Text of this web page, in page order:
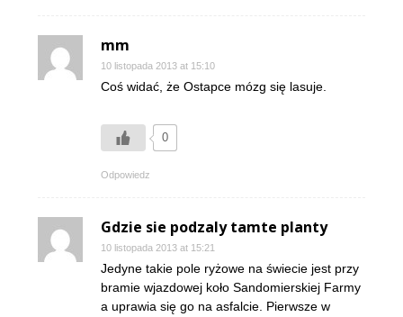
mm
10 listopada 2013 at 15:10
Coś widać, że Ostapce mózg się lasuje.
0
Odpowiedz
Gdzie sie podzaly tamte planty
10 listopada 2013 at 15:21
Jedyne takie pole ryżowe na świecie jest przy
bramie wjazdowej koło Sandomierskiej Farmy
a uprawia się go na asfalcie. Pierwsze w